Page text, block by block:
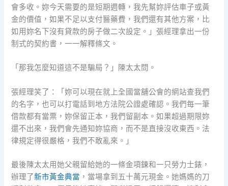
會多收。妳今天需要的是短期週轉，我先幫妳評估車子或黃
金的價值，如果不足以支付醫藥費，我們還有其他方案，比
如用妳名下沒有貸款的房子做二次設定。」張經理拿出一份
制式的契約書，一一解釋條文。
「那我怎麼知道這不是騙局？」陳太太問。
張經理笑了：「妳可以現在就上全國當舖公會的網站查我們
的名字，也可以打電話到地方法院公證處確認。我們每一筆
借款都有當票，妳保留正本，我們留副本。如果超過期限妳
還不出來，我們會先通知妳協商，而不是直接沒收東西。法
律規定得很嚴格，我們不敢亂來。」
最後陳太太用她父親留給她的一條金項鍊和一只勞力士錶，
辦理了新市黃金典當 ，當場拿到五十萬元現金。她媽媽的刀